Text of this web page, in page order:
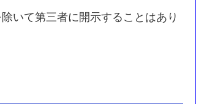
いて第三者に開示することはあり